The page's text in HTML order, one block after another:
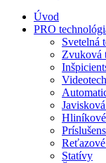
Úvod
PRO
Svetelná
Zvuková
Statívy